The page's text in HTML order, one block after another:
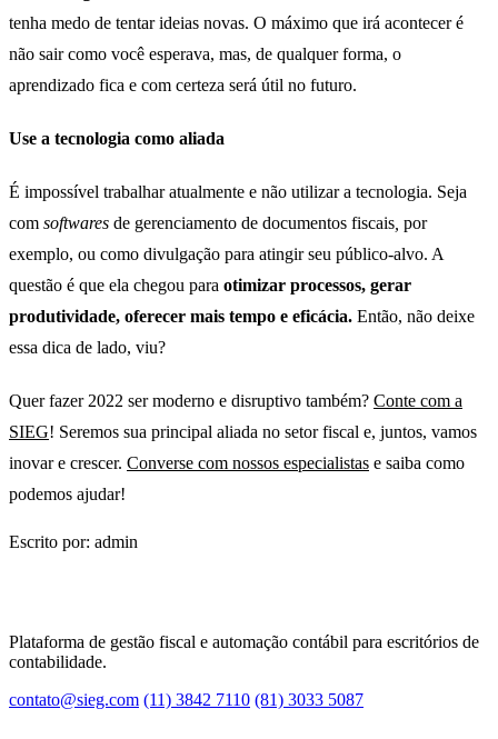
tenha medo de tentar ideias novas. O máximo que irá acontecer é
não sair como você esperava, mas, de qualquer forma, o
aprendizado fica e com certeza será útil no futuro.
Use a tecnologia como aliada
É impossível trabalhar atualmente e não utilizar a tecnologia. Seja
com softwares de gerenciamento de documentos fiscais por
exemplo, ou como divulgação para atingir seu público-alvo. A
questão é que ela chegou para otimizar processos, gerar
produtividade, oferecer mais tempo e eficácia. Então, não deixe
essa dica de lado, viu?
Quer fazer 2022 ser moderno e disruptivo também? Conte com a
SIEG! Seremos sua principal aliada no setor fiscal e, juntos, vamos
inovar e crescer. Converse com nossos especialistas e saiba como
podemos ajudar!
Escrito por: admin
Plataforma de gestão fiscal e automação contábil para escritórios de
contabilidade.
contato@sieg.com (11) 3842 7110 (81) 3033 5087